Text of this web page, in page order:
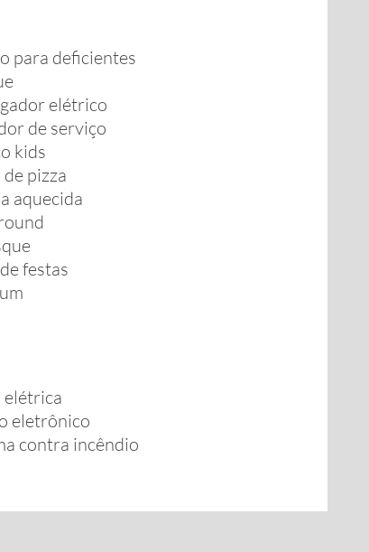
para deficientes
elétrico
de serviço
kids
pizza
aquecida
festas
elétrica
eletrônico
contra incêndio